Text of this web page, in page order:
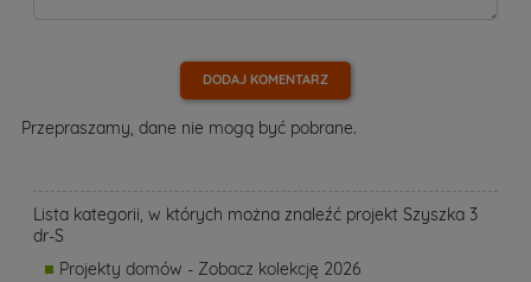
DODAJ KOMENTARZ
Przepraszamy, dane nie mogą być pobrane.
Lista kategorii, w których można znaleźć projekt Szyszka 3
dr-S
Projekty domów - Zobacz kolekcję 2026